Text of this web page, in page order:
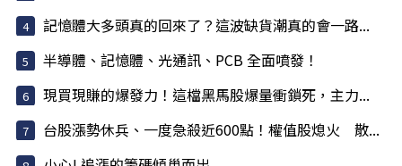
記憶體大多頭真的回來了？這波缺貨潮真的會一路...
半導體、記憶體、光通訊、PCB 全面噴發！
現買現賺的爆發力！這檔黑馬股爆量衝鎖死，主力...
台股漲勢休兵、一度急殺近600點！權值股熄火 散...